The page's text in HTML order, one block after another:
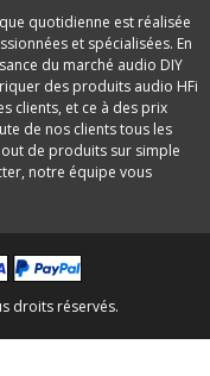
quotidienne est réalisée
et spécialisées. En
du marché audio DIY
des produits audio HFi
clients, et ce à des prix
de nos clients tous les
de produits sur simple
notre équipe vous
droits réservés.